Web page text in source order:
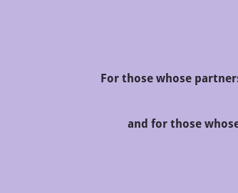
For those whose
and for those